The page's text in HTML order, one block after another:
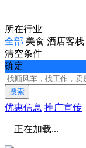
所在行业
全部 美食 酒店客栈
清空条件
确定
搜索
优惠信息 推广宣传
正在加载...